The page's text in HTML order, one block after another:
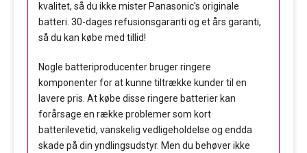
kvalitet, så du ikke mister Panasonic's originale
batteri. 30-dages refusionsgaranti og et års garanti,
så du kan købe med tillid!
Nogle batteriproducenter bruger ringere
komponenter for at kunne tiltrække kunder til en
lavere pris. At købe disse ringere batterier kan
forårsage en række problemer som kort
batterilevetid, vanskelig vedligeholdelse og endda
skade på din yndlingsudstyr. Men du behøver ikke